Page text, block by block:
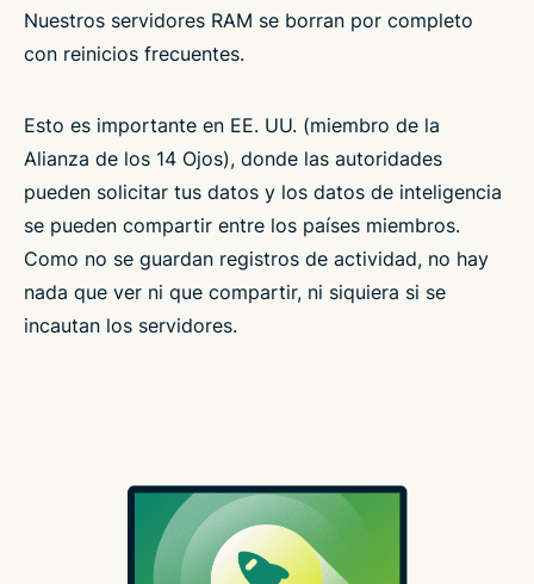
Nuestros servidores RAM se borran por completo
con reinicios frecuentes.
Esto es importante en EE. UU. (miembro de la
Alianza de los 14 Ojos), donde las autoridades
pueden solicitar tus datos y los datos de inteligencia
se pueden compartir entre los países miembros.
Como no se guardan registros de actividad, no hay
nada que ver ni que compartir, ni siquiera si se
incautan los servidores.